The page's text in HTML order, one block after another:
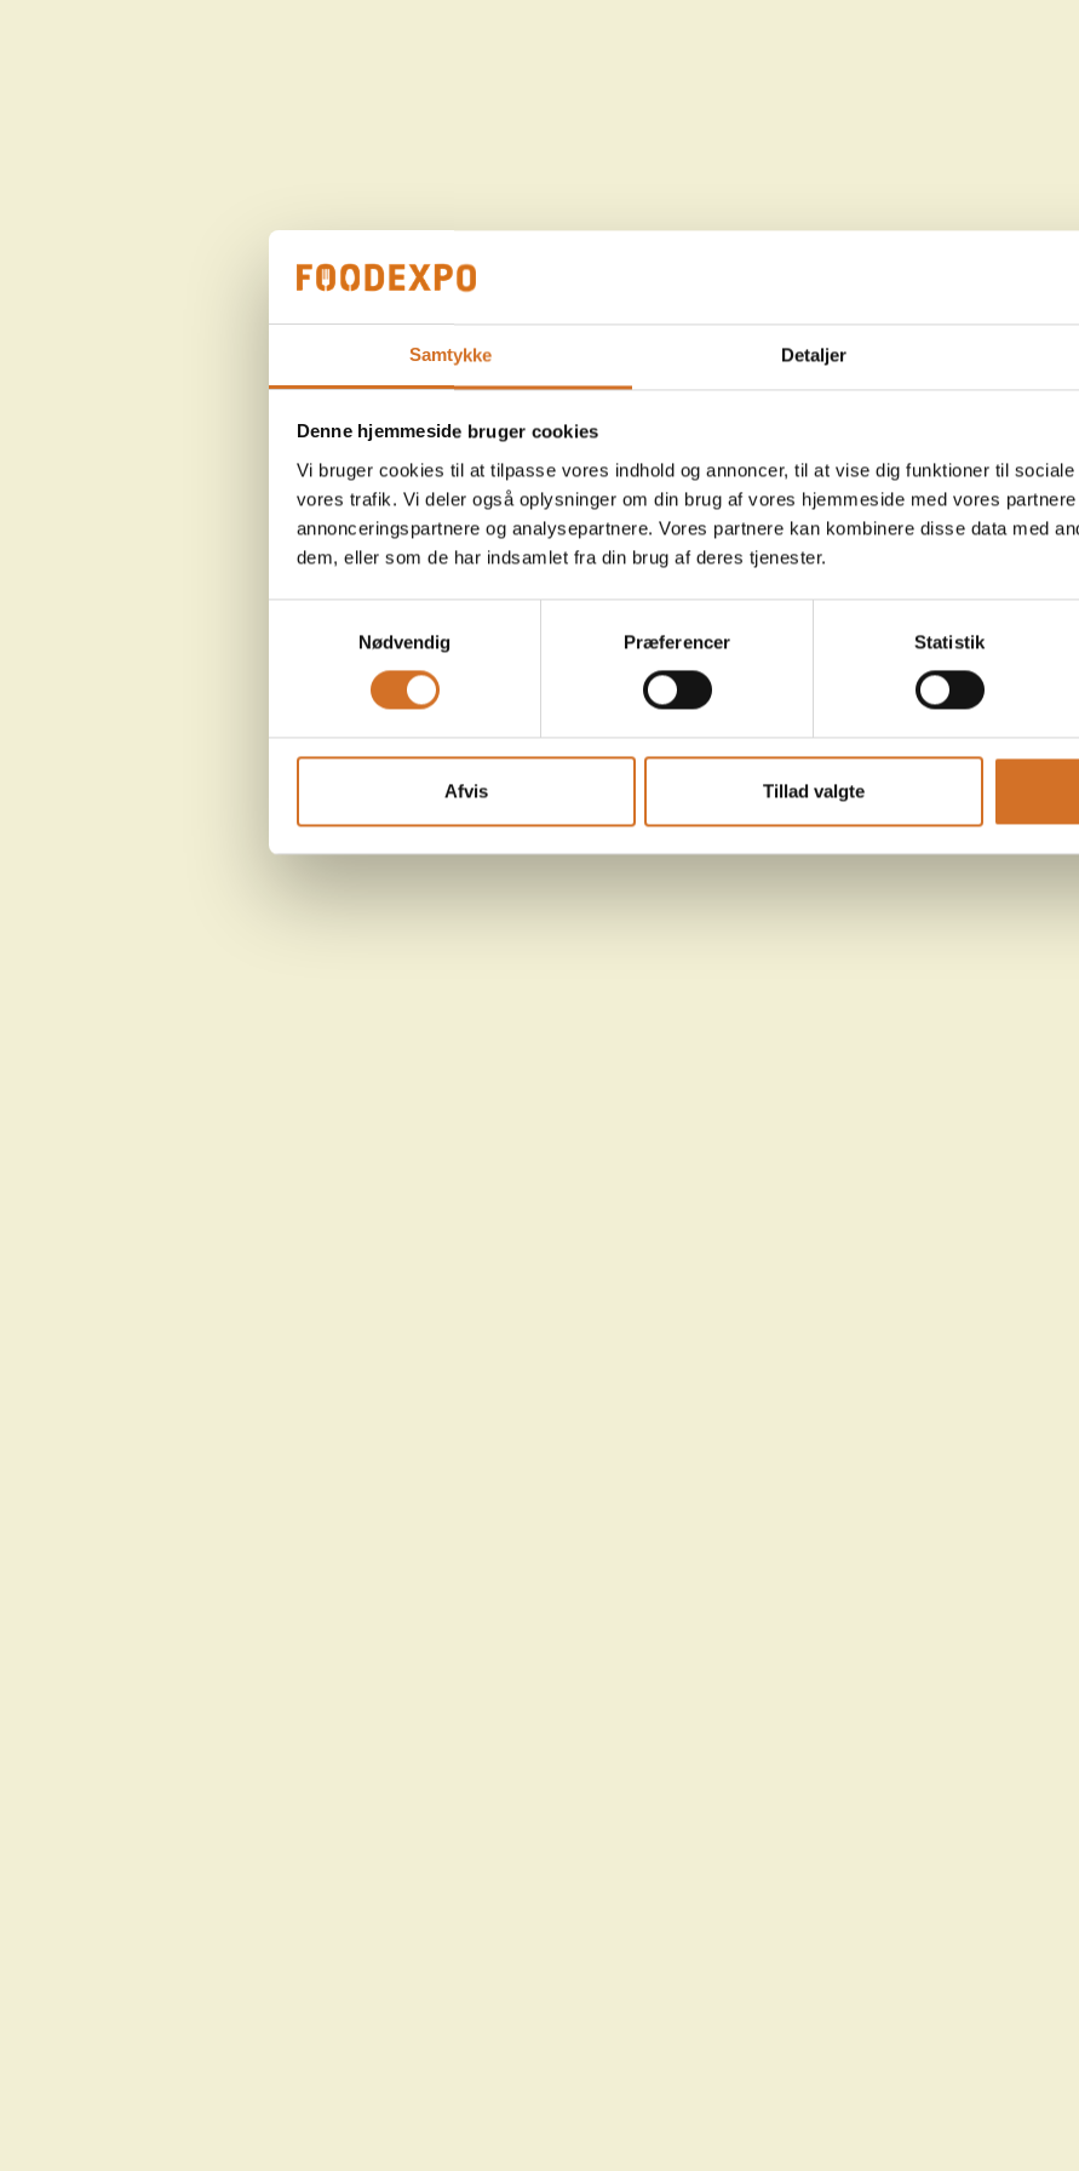
Samtykke Detaljer
Denne hjemmeside bruger cookies
Vi bruger cookies til at tilpasse vores indhold og annoncer, til at vise dig funktioner til
vores trafik. Vi deler også oplysninger om din brug af vores hjemmeside med vores
annonceringspartnere og analysepartnere. Vores partnere kan kombinere disse data med
dem, eller som de har indsamlet fra din brug af deres tjenester.
Nødvendig
Præferencer Statistik
Afvis Tillad valgte